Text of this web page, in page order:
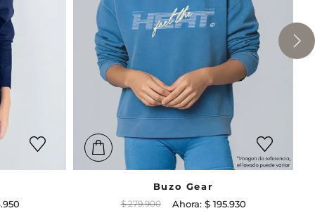
.950
Buzo Gear
$ 279.900 $ 195.930